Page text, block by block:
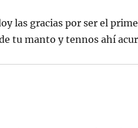
las gracias por ser el
tu manto y tennos ahí